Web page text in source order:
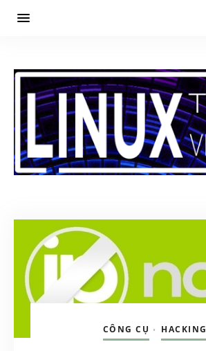
CÔNG CỤ • HACKING